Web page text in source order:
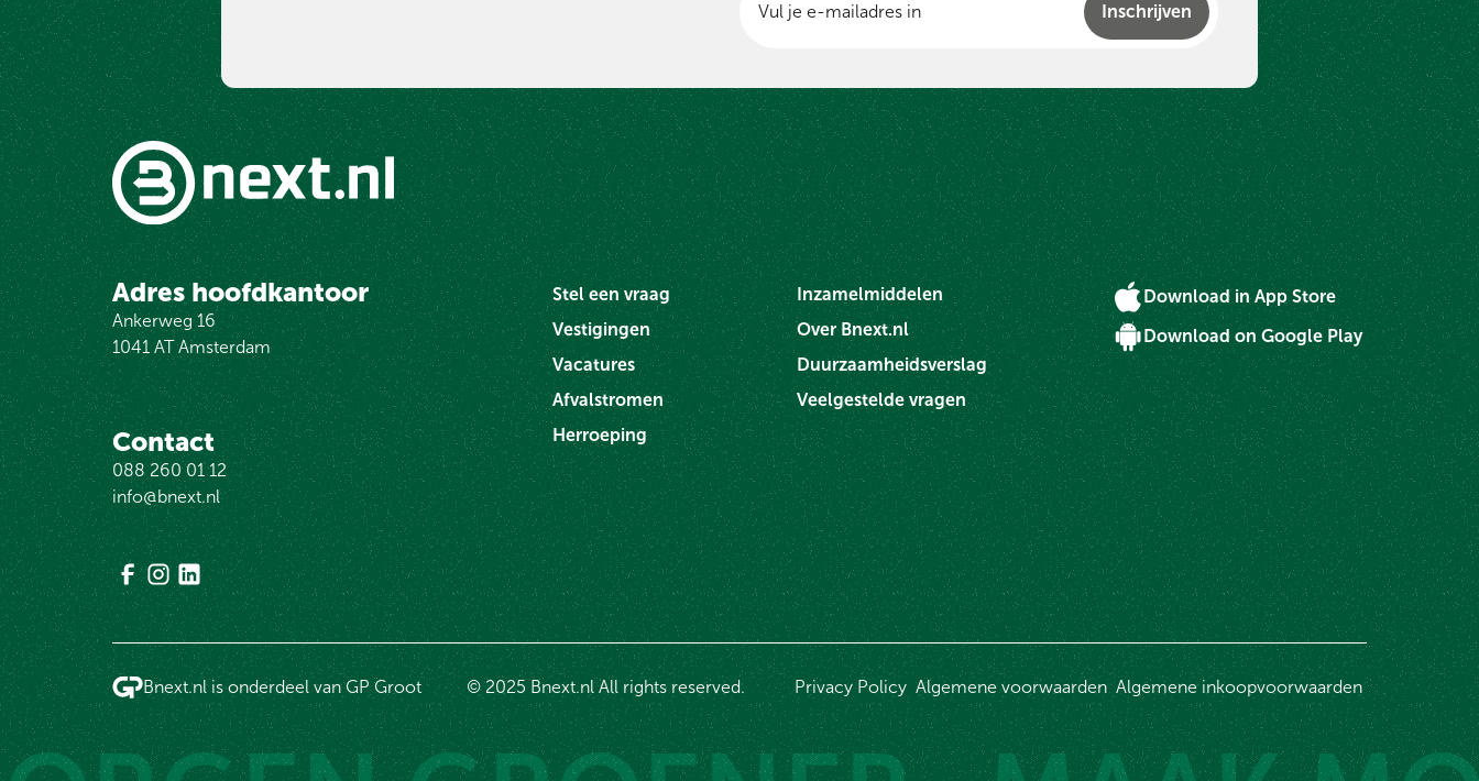
Inschrijven
Adres hoofdkantoor
Ankerweg 16
1041 AT Amsterdam
Contact
088 260 01 12
info@bnext.nl
Stel een vraag
Vestigingen
Vacatures
Afvalstromen
Herroeping
Inzamelmiddelen
Over Bnext.nl
Duurzaamheidsverslag
Veelgestelde vragen
Download in App Store
Download on Google Play
Bnext.nl is onderdeel van GP Groot © 2025 Bnext.nl All rights reserved. Privacy Policy Algemene voorwaarden Algemene inkoopvoorwaarden